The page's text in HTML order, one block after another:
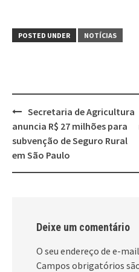
POSTED UNDER NOTÍCIAS
Post
navigation
Secretaria de Agricultura
anuncia R$ 27 milhões para
subvenção de Seguro Rural
em São Paulo
Deixe um comentário
O seu endereço de e-
Campos obrigatórios